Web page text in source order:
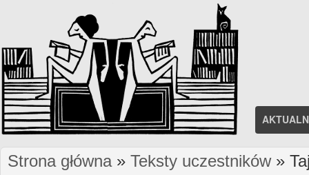
Jesteś tutaj
Strona główna» Teksty uczestników»